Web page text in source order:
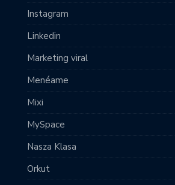
Instagram
Linkedin
Marketing viral
Menéame
Mixi
MySpace
Nasza Klasa
Orkut